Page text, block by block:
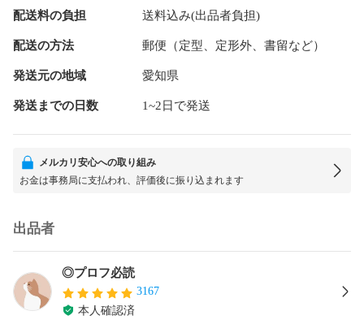
配送料の負担 送料込み(出品者負担)
配送の方法 郵便（定型、定形外、書留など）
発送元の地域 愛知県
発送までの日数 1~2日で発送
メルカリ安心への取り組み
お金は事務局に支払われ、評価後に振り込まれます
出品者
◎プロフ必読
3167
本人確認済